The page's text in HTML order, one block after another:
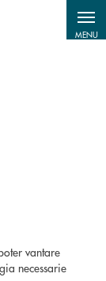
MENU
vantare
necessarie